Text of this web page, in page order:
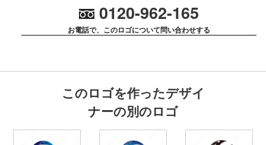
0120-962-165
お電話で、このロゴについて問い合わせする
このロゴを作ったデザイ
ナーの別のロゴ